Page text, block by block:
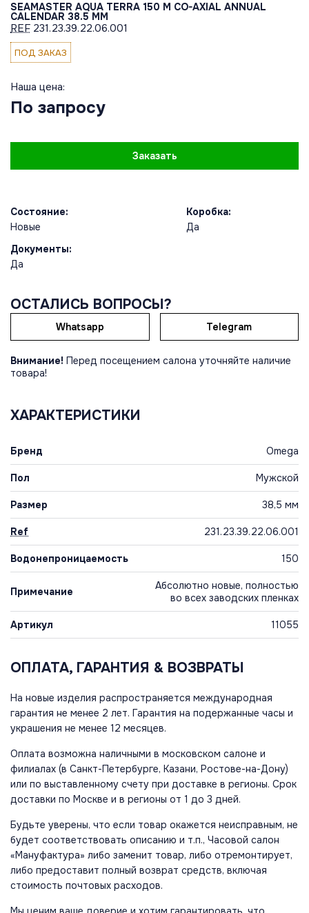
SEAMASTER AQUA TERRA 150 M CO-AXIAL ANNUAL
CALENDAR 38.5 MM
REF 231.23.39.22.06.001
ПОД ЗАКАЗ
Наша цена:
По запросу
Заказать
Состояние:
Новые
Коробка:
Да
Документы:
Да
ОСТАЛИСЬ ВОПРОСЫ?
Whatsapp Telegram
Внимание! Перед посещением салона уточняйте наличие
товара!
ХАРАКТЕРИСТИКИ
Бренд Omega
Пол Мужской
Размер 38,5 мм
Ref 231.23.39.22.06.001
Водонепроницаемость 150
Примечание
Абсолютно новые, полностью
во всех заводских пленках
Артикул 11055
ОПЛАТА, ГАРАНТИЯ & ВОЗВРАТЫ
На новые изделия распространяется международная
гарантия не менее 2 лет. Гарантия на подержанные часы и
украшения не менее 12 месяцев.
Оплата возможна наличными в московском салоне и
филиалах (в Санкт-Петербурге, Казани, Ростове-на-Дону)
или по выставленному счету при доставке в регионы. Срок
доставки по Москве и в регионы от 1 до 3 дней.
Будьте уверены, что если товар окажется неисправным, не
будет соответствовать описанию и т.п., Часовой салон
«Мануфактура» либо заменит товар, либо отремонтирует,
либо предоставит полный возврат средств, включая
стоимость почтовых расходов.